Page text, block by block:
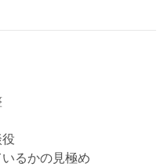
るかの見極め